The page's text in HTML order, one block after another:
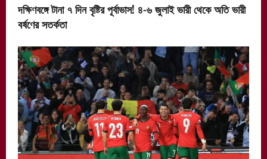
দক্ষিণবঙ্গে টানা ৭ দিন বৃষ্টির পূর্বাভাস! ৪-৬ জুলাই ভারী থেকে অতি ভারী
বর্ষণের সতর্কতা